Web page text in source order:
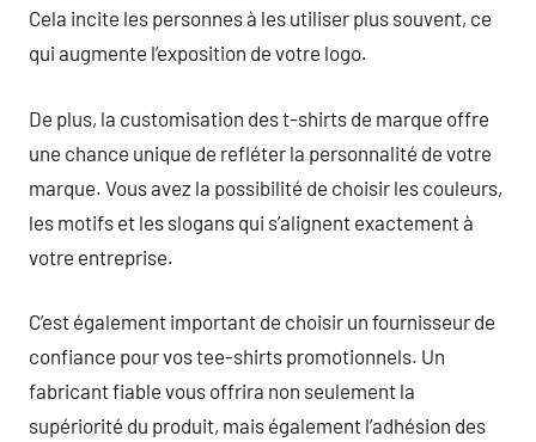
Cela incite les personnes à les utiliser plus souvent, ce
qui augmente l’exposition de votre logo.
De plus, la customisation des t-shirts de marque offre
une chance unique de refléter la personnalité de votre
marque. Vous avez la possibilité de choisir les couleurs,
les motifs et les slogans qui s’alignent exactement à
votre entreprise.
C’est également important de choisir un fournisseur de
confiance pour vos tee-shirts promotionnels. Un
fabricant fiable vous offrira non seulement la
supériorité du produit, mais également l’adhésion des